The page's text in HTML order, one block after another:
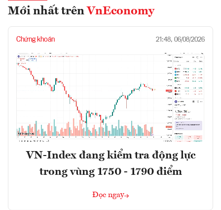
Mới nhất trên VnEconomy
Chứng khoán 21:48, 06/08/2026
VN-Index đang kiểm tra động lực
trong vùng 1750 - 1790 điểm
Đọc ngay